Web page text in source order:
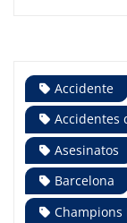
Accidente
Accidentes
Asesinatos
Barcelona
Champions